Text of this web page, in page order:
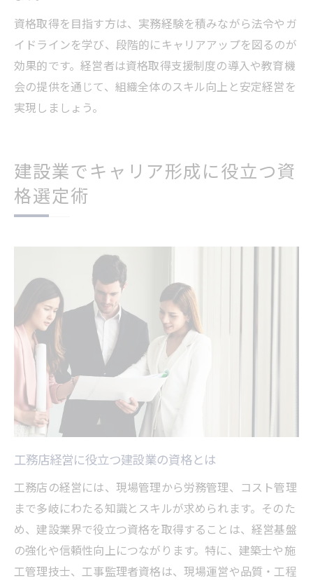
資格取得を目指す方は、実務経験を積みながら法令やガ
イドラインを学び、段階的にキャリアアップを図るのが
効果的です。経営者は資格取得支援制度の導入や教育機
会の提供を通じて、組織全体のスキル向上と安定経営を
実現しましょう。
建設業でキャリア形成に役立つ資
格選定術
工務店経営に役立つ建設業の資格とは
工務店の経営には、現場管理から労務管理、コスト管理
まで多岐にわたる知識とスキルが求められます。そのた
め、建設業界で役立つ資格を取得することは、経営基盤
の強化や信頼性向上につながります。特に、建築士や施
工管理技士、工事監理者資格は、現場運営や品質・工程